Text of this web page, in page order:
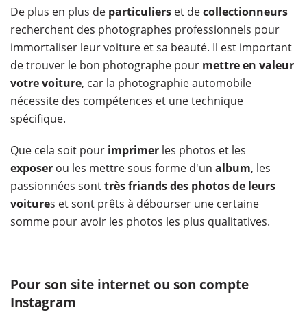
De plus en plus de particuliers et decollectionneurs
recherchent des photographes professionnels pour
immortaliser leur voiture et sa beauté. Il est important
de trouver le bon photographe pour mettre en valeur
votre voiture, car la photographie automobile
nécessite des compétences et une technique
spécifique.
Que cela soit pour imprimer les photos et les
exposer ou les mettre sous forme d'un album, les
passionnées sonttrès friands des photos de leurs
voitures et sont prêts à débourser une certaine
somme pour avoir les photos les plus qualitatives.
Pour son site internet ou son compte
Instagram